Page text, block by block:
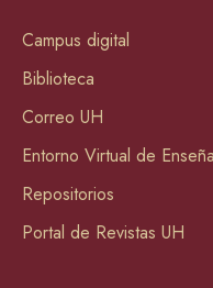
Campus digital
Biblioteca
Correo UH
Entorno Virtual de
Repositorios
Portal de Revistas UH